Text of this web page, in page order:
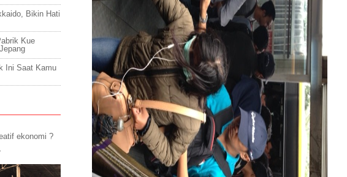
Bikin Hati
Kue
Ini Saat Kamu
ekonomi ?